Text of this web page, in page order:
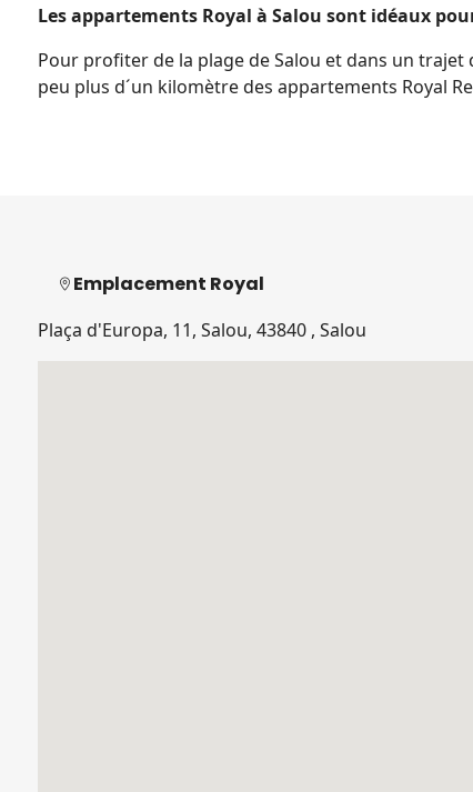
Les appartements Royal à Salou sont idéaux
Pour profiter de la plage de Salou et dans un trajet
peu plus d´un kilomètre des appartements Royal
Emplacement Royal
Plaça d'Europa, 11, Salou, 43840 , Salou